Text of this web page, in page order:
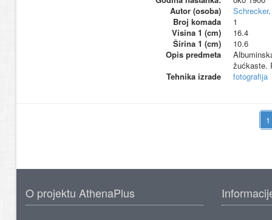
Autor (osoba)
Broj komada
1
Visina 1 (cm)
16.4
Širina 1 (cm)
10.6
Opis predmeta
žućkaste.
Tehnika izrade
fotografija
O projektu AthenaPlus